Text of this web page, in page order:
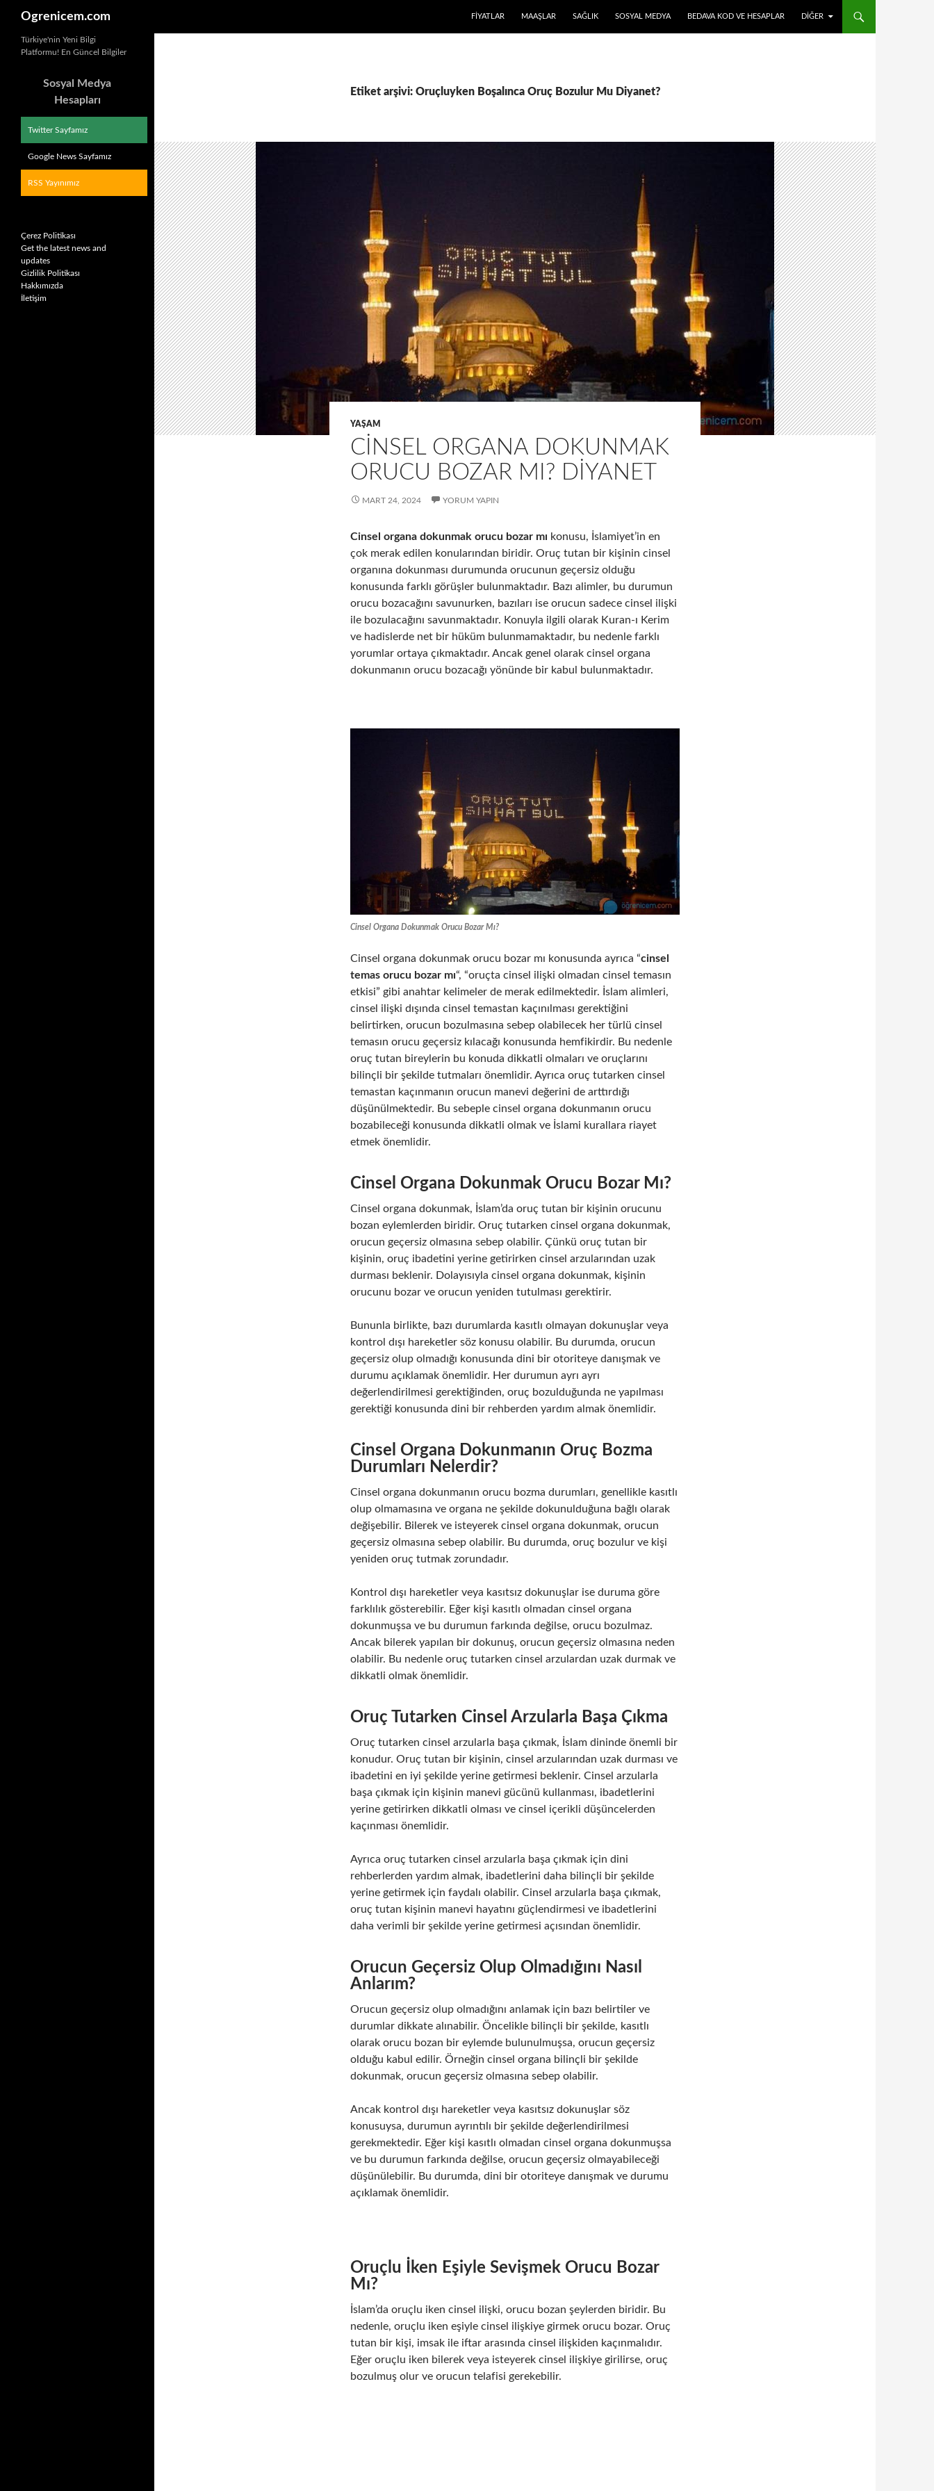
İçeriğe
Ogrenicem.com FIYATLAR MAAŞLAR SAĞLIK SOSYAL MEDYA BEDAVA KOD VE HESAPLAR DIĞER
Etiket arşivi: Oruçluyken Boşalınca Oruç Bozulur Mu Diyanet?
YAŞAM
CINSEL ORGANA DOKUNMAK
ORUCU BOZAR MI? DIYANET
MART 24, 2024 YORUM YAPIN
Cinsel organa dokunmak orucu bozar mı konusu, İslamiyet’in en
çok merak edilen konularından biridir. Oruç tutan bir kişinin cinsel
organına dokunması durumunda orucunun geçersiz olduğu
konusunda farklı görüşler bulunmaktadır. Bazı alimler, bu durumun
orucu bozacağını savunurken, bazıları ise orucun sadece cinsel ilişki
ile bozulacağını savunmaktadır. Konuyla ilgili olarak Kuran-ı Kerim
ve hadislerde net bir hüküm bulunmamaktadır, bu nedenle farklı
yorumlar ortaya çıkmaktadır. Ancak genel olarak cinsel organa
dokunmanın orucu bozacağı yönünde bir kabul bulunmaktadır.
Cinsel Organa Dokunmak Orucu Bozar Mı?
Cinsel organa dokunmak orucu bozar mı konusunda ayrıca “cinsel
temas orucu bozar mı“, “oruçta cinsel ilişki olmadan cinsel temasın
etkisi” gibi anahtar kelimeler de merak edilmektedir. İslam alimleri,
cinsel ilişki dışında cinsel temastan kaçınılması gerektiğini
belirtirken, orucun bozulmasına sebep olabilecek her türlü cinsel
temasın orucu geçersiz kılacağı konusunda hemfikirdir. Bu nedenle
oruç tutan bireylerin bu konuda dikkatli olmaları ve oruçlarını
bilinçli bir şekilde tutmaları önemlidir. Ayrıca oruç tutarken cinsel
temastan kaçınmanın orucun manevi değerini de arttırdığı
düşünülmektedir. Bu sebeple cinsel organa dokunmanın orucu
bozabileceği konusunda dikkatli olmak ve İslami kurallara riayet
etmek önemlidir.
Cinsel Organa Dokunmak Orucu Bozar Mı?
Cinsel organa dokunmak, İslam’da oruç tutan bir kişinin orucunu
bozan eylemlerden biridir. Oruç tutarken cinsel organa dokunmak,
orucun geçersiz olmasına sebep olabilir. Çünkü oruç tutan bir
kişinin, oruç ibadetini yerine getirirken cinsel arzularından uzak
durması beklenir. Dolayısıyla cinsel organa dokunmak, kişinin
orucunu bozar ve orucun yeniden tutulması gerektirir.
Bununla birlikte, bazı durumlarda kasıtlı olmayan dokunuşlar veya
kontrol dışı hareketler söz konusu olabilir. Bu durumda, orucun
geçersiz olup olmadığı konusunda dini bir otoriteye danışmak ve
durumu açıklamak önemlidir. Her durumun ayrı ayrı
değerlendirilmesi gerektiğinden, oruç bozulduğunda ne yapılması
gerektiği konusunda dini bir rehberden yardım almak önemlidir.
Cinsel Organa Dokunmanın Oruç Bozma
Durumları Nelerdir?
Cinsel organa dokunmanın orucu bozma durumları, genellikle kasıtlı
olup olmamasına ve organa ne şekilde dokunulduğuna bağlı olarak
değişebilir. Bilerek ve isteyerek cinsel organa dokunmak, orucun
geçersiz olmasına sebep olabilir. Bu durumda, oruç bozulur ve kişi
yeniden oruç tutmak zorundadır.
Kontrol dışı hareketler veya kasıtsız dokunuşlar ise duruma göre
farklılık gösterebilir. Eğer kişi kasıtlı olmadan cinsel organa
dokunmuşsa ve bu durumun farkında değilse, orucu bozulmaz.
Ancak bilerek yapılan bir dokunuş, orucun geçersiz olmasına neden
olabilir. Bu nedenle oruç tutarken cinsel arzulardan uzak durmak ve
dikkatli olmak önemlidir.
Oruç Tutarken Cinsel Arzularla Başa Çıkma
Oruç tutarken cinsel arzularla başa çıkmak, İslam dininde önemli bir
konudur. Oruç tutan bir kişinin, cinsel arzularından uzak durması ve
ibadetini en iyi şekilde yerine getirmesi beklenir. Cinsel arzularla
başa çıkmak için kişinin manevi gücünü kullanması, ibadetlerini
yerine getirirken dikkatli olması ve cinsel içerikli düşüncelerden
kaçınması önemlidir.
Ayrıca oruç tutarken cinsel arzularla başa çıkmak için dini
rehberlerden yardım almak, ibadetlerini daha bilinçli bir şekilde
yerine getirmek için faydalı olabilir. Cinsel arzularla başa çıkmak,
oruç tutan kişinin manevi hayatını güçlendirmesi ve ibadetlerini
daha verimli bir şekilde yerine getirmesi açısından önemlidir.
Orucun Geçersiz Olup Olmadığını Nasıl
Anlarım?
Orucun geçersiz olup olmadığını anlamak için bazı belirtiler ve
durumlar dikkate alınabilir. Öncelikle bilinçli bir şekilde, kasıtlı
olarak orucu bozan bir eylemde bulunulmuşsa, orucun geçersiz
olduğu kabul edilir. Örneğin cinsel organa bilinçli bir şekilde
dokunmak, orucun geçersiz olmasına sebep olabilir.
Ancak kontrol dışı hareketler veya kasıtsız dokunuşlar söz
konusuysa, durumun ayrıntılı bir şekilde değerlendirilmesi
gerekmektedir. Eğer kişi kasıtlı olmadan cinsel organa dokunmuşsa
ve bu durumun farkında değilse, orucun geçersiz olmayabileceği
düşünülebilir. Bu durumda, dini bir otoriteye danışmak ve durumu
açıklamak önemlidir.
Oruçlu İken Eşiyle Sevişmek Orucu Bozar
Mı?
İslam’da oruçlu iken cinsel ilişki, orucu bozan şeylerden biridir. Bu
nedenle, oruçlu iken eşiyle cinsel ilişkiye girmek orucu bozar. Oruç
tutan bir kişi, imsak ile iftar arasında cinsel ilişkiden kaçınmalıdır.
Eğer oruçlu iken bilerek veya isteyerek cinsel ilişkiye girilirse, oruç
bozulmuş olur ve orucun telafisi gerekebilir.
Türkiye'nin Yeni Bilgi
Platformu! En Güncel Bilgiler
Sosyal Medya
Hesapları
Twitter Sayfamız
Google News Sayfamız
RSS Yayınımız
Çerez Politikası
Get the latest news and
updates
Gizlilik Politikası
Hakkımızda
İletişim